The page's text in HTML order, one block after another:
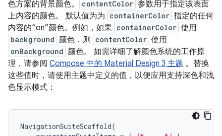
色方案的背景颜色。
contentColor 参数用于指定该表面
上内容的颜色。 默认值为为 containerColor 指定的任何
内容的“on”颜色。例如，如果 containerColor 使用
background 颜色，则 contentColor 使用
onBackground 颜色。 如需详细了解颜色系统的工作原
理，请参阅 Compose 中的 Material Design 3 主题 。替换
这些值时，请使用主题中定义的值，以便应用支持深色和浅
色显示模式：
NavigationSuiteScaffold(